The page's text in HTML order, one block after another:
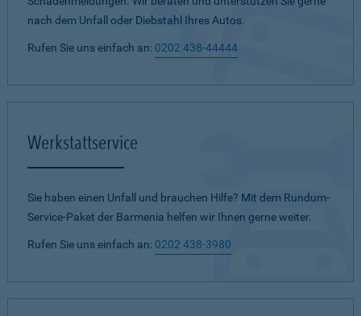
nach dem Unfall oder Diebstahl Ihres Autos.
Rufen Sie uns einfach an: 0202 438-44444
Werkstattservice
Sie haben einen Unfall und brauchen Hilfe? Mit dem Rundum-
Service-Paket der Barmenia helfen wir Ihnen gerne weiter.
Rufen Sie uns einfach an: 0202 438-3980